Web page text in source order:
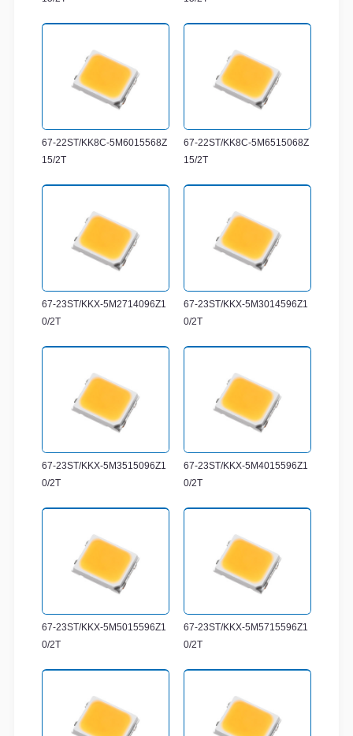
67-22ST/KK8C-5M6015568Z
15/2T
67-22ST/KK8C-5M6515068Z
15/2T
67-23ST/KKX-5M2714096Z1
0/2T
67-23ST/KKX-5M3014596Z1
0/2T
67-23ST/KKX-5M3515096Z1
0/2T
67-23ST/KKX-5M4015596Z1
0/2T
67-23ST/KKX-5M5015596Z1
0/2T
67-23ST/KKX-5M5715596Z1
0/2T